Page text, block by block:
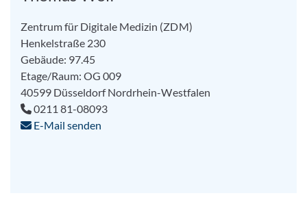
Zentrum für Digitale Medizin (ZDM)
Henkelstraße 230
Gebäude: 97.45
Etage/Raum: OG 009
40599 DüsseldorfNordrhein-Westfalen
0211 81-08093
E-Mail senden